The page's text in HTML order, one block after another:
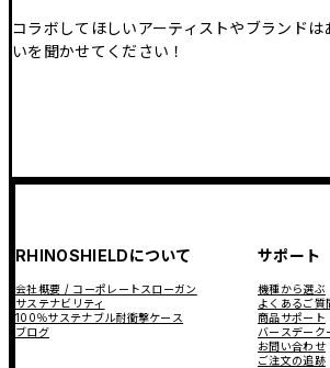
コラボしてほしいアーティストやブランド
いを聞かせてください！
RHINOSHIELDについて
会社概要 / コーポレートスローガン
サステナビリティ
100％サステナブル耐衝撃ケース
ブログ
サポート
機種から選ぶ
よくあるご質
商品サポート
バースデーク
お問い合わせ
ご注文の追跡